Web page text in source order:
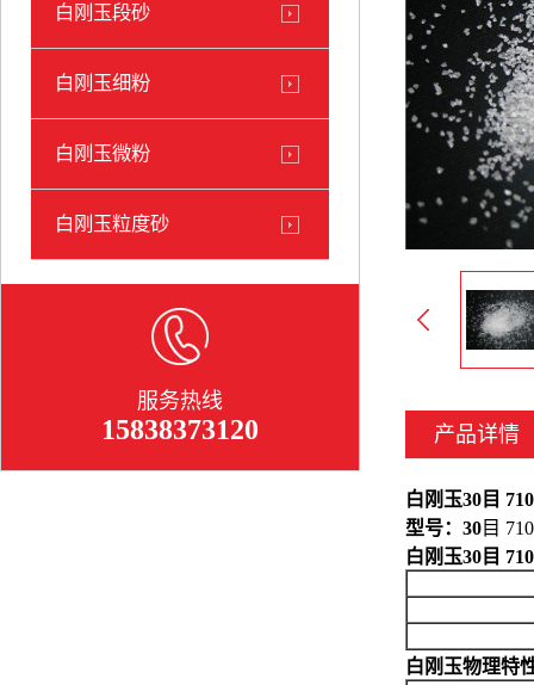
白刚玉段砂
白刚玉细粉
白刚玉微粉
白刚玉粒度砂
服务热线
15838373120 产品详情
白刚玉30目
型号：30目
白刚玉30目
白刚玉物理特